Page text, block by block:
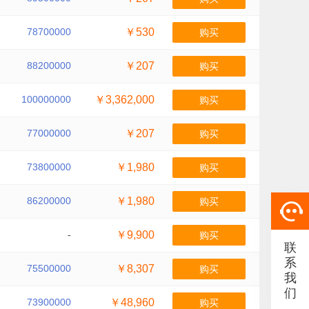
78700000 ￥530 购买
88200000 ￥207 购买
100000000 ￥3,362,000 购买
77000000 ￥207 购买
73800000 ￥1,980 购买
86200000 ￥1,980 购买
- ￥9,900 购买
75500000 ￥8,307 购买
73900000 ￥48,960 购买
联
系
我
们